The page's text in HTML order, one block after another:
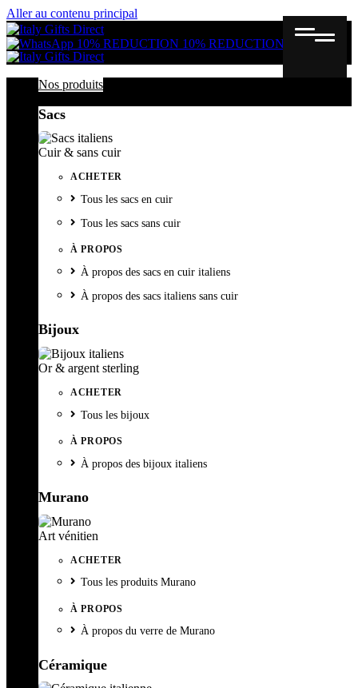
Aller au contenu principal
10% REDUCTION 10% REDUCTION
Nos produits
Sacs
Cuir & sans cuir
ACHETER
Tous les sacs en cuir
Tous les sacs sans cuir
À PROPOS
À propos des sacs en cuir italiens
À propos des sacs italiens sans cuir
Bijoux
Or & argent sterling
ACHETER
Tous les bijoux
À PROPOS
À propos des bijoux italiens
Murano
Art vénitien
ACHETER
Tous les produits Murano
À PROPOS
À propos du verre de Murano
Céramique